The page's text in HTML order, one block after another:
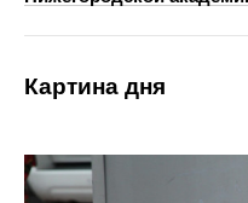
Картина дня